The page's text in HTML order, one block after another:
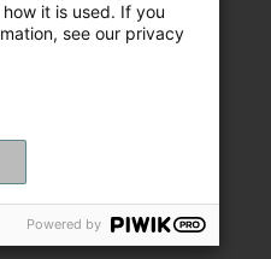
it is used. If you
see our privacy
Powered by